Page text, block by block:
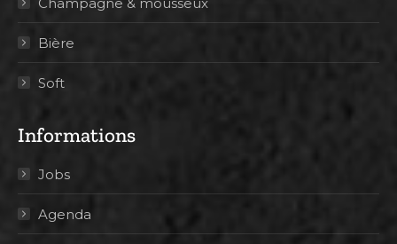
Bière
Soft
Informations
Jobs
Agenda